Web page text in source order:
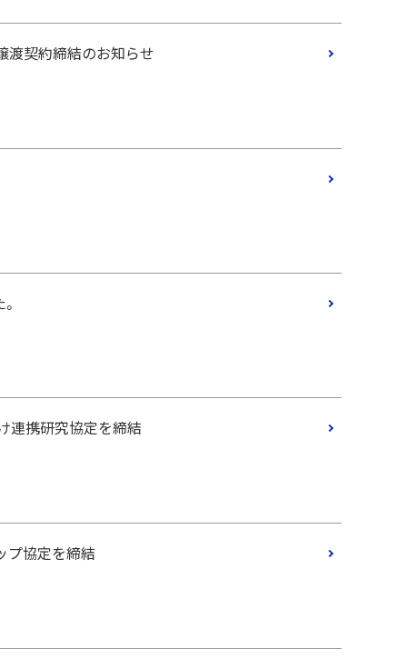
渡契約締結のお知らせ
連携研究協定を締結
プ協定を締結